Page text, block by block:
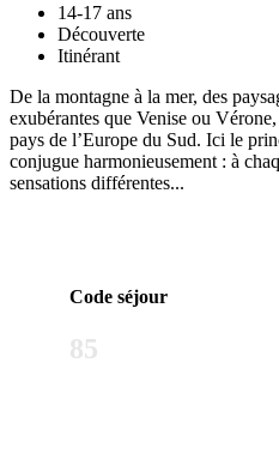
14-17 ans
Découverte
Itinérant
De la montagne à la mer, des
exubérantes que Venise ou
pays de l’Europe du Sud. Ici le
conjugue harmonieusement : à
sensations différentes...
Code séjour
85